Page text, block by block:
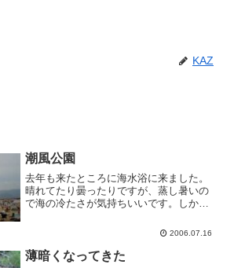
KAZ
潮風公園
去年も来たところに海水浴に来ました。
晴れてたり曇ったりですが、蒸し暑いの
で海の冷たさが気持ちいいです。しか
2006.07.16
薄暗くなってきた